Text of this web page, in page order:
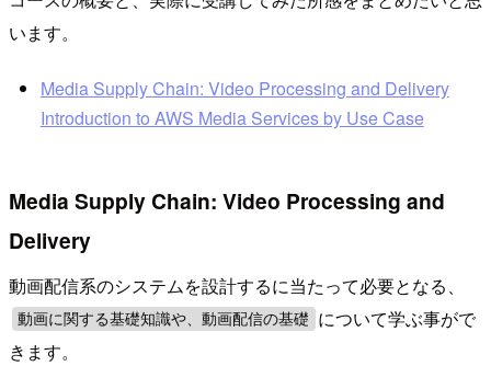
います。
Media Supply Chain: Video Processing and Delivery
Introduction to AWS Media Services by Use Case
Media Supply Chain: Video Processing and
Delivery
動画配信系のシステムを設計するに当たって必要となる、
動画に関する基礎知識や、動画配信の基礎
について学ぶ事がで
きます。